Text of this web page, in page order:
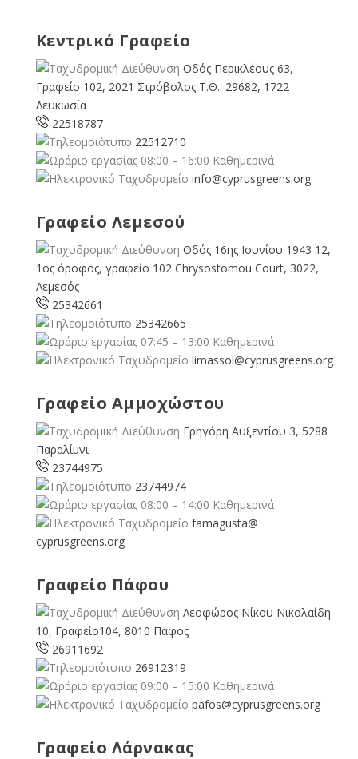
Κεντρικό Γραφείο
Οδός Περικλέους 63,
Γραφείο 102, 2021 Στρόβολος Τ.Θ.: 29682, 1722
Λευκωσία
22518787
22512710
08:00 – 16:00 Καθημερινά
info@cyprusgreens.org
Γραφείο Λεμεσού
Οδός 16ης Ιουνίου 1943 12,
1ος όροφος, γραφείο 102 Chrysostomou Court, 3022,
Λεμεσός
25342661
25342665
07:45 – 13:00 Καθημερινά
limassol@cyprusgreens.org
Γραφείο Αμμοχώστου
Γρηγόρη Αυξεντίου 3, 5288
Παραλίμνι
23744975
23744974
08:00 – 14:00 Καθημερινά
famagusta@
cyprusgreens.org
Γραφείο Πάφου
Λεοφώρος Νίκου Νικολαίδη
10, Γραφείο104, 8010 Πάφος
26911692
26912319
09:00 – 15:00 Καθημερινά
pafos@cyprusgreens.org
Γραφείο Λάρνακας